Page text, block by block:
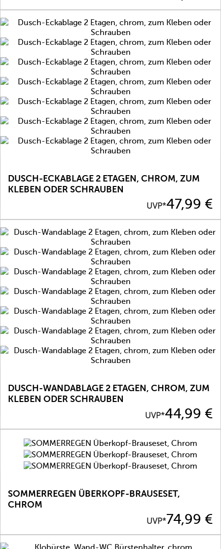
DUSCH-ECKABLAGE 2 ETAGEN, CHROM, ZUM
KLEBEN ODER SCHRAUBEN
Preis
UVP*47,99 €
DUSCH-WANDABLAGE 2 ETAGEN, CHROM, ZUM
KLEBEN ODER SCHRAUBEN
Preis
UVP*44,99 €
SOMMERREGEN ÜBERKOPF-BRAUSESET,
CHROM
Preis
UVP*74,99 €